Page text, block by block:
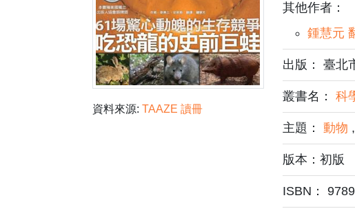
資料來源: TAAZE 讀冊
其他作者：
鍾慧元
出版： 臺北
叢書名： 科
主題： 動物 ,
版本：初版
ISBN：